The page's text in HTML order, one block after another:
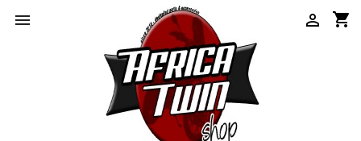
 shopping_cart
